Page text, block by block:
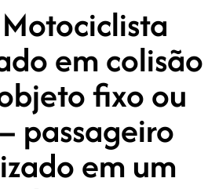
em colisão
fixo ou
passageiro
em um